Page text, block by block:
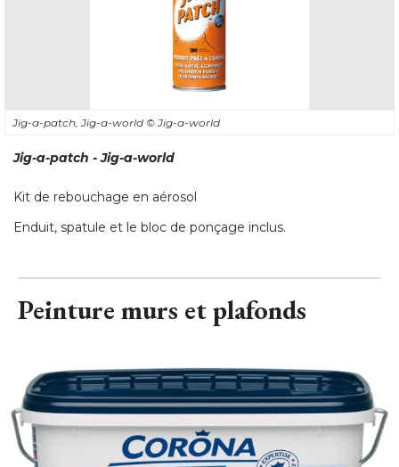
Jig-a-patch, Jig-a-world © Jig-a-world
Jig-a-patch - Jig-a-world
Kit de rebouchage en aérosol
Enduit, spatule et le bloc de ponçage inclus.
Peinture murs et plafonds